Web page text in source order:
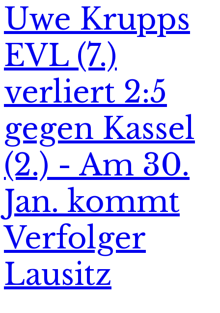
Uwe Krupps
EVL (7.)
verliert 2:5
gegen Kassel
(2.) - Am 30.
Jan. kommt
Verfolger
Lausitz